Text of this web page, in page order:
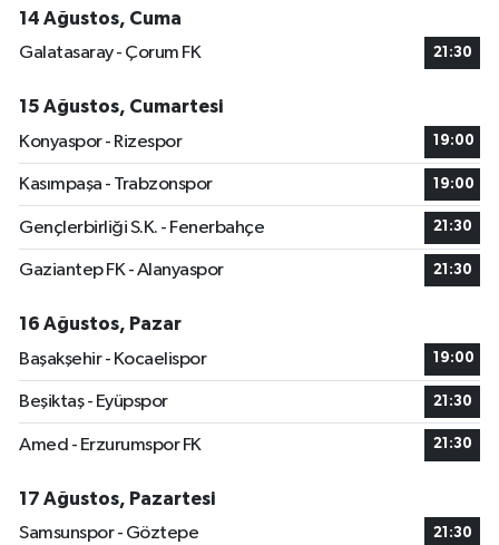
14 Ağustos, Cuma
Galatasaray - Çorum FK
21:30
15 Ağustos, Cumartesi
Konyaspor - Rizespor
19:00
Kasımpaşa - Trabzonspor 19:00
Gençlerbirliği S.K. - Fenerbahçe 21:30
Gaziantep FK - Alanyaspor 21:30
16 Ağustos, Pazar
Başakşehir - Kocaelispor
19:00
Beşiktaş - Eyüpspor 21:30
Amed - Erzurumspor FK 21:30
17 Ağustos, Pazartesi
Samsunspor - Göztepe
21:30